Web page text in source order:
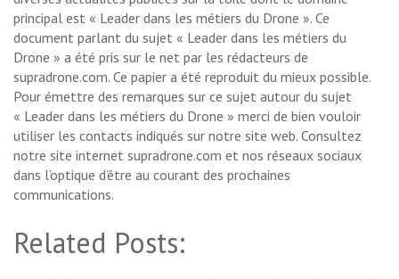
principal est « Leader dans les métiers du Drone ». Ce
document parlant du sujet « Leader dans les métiers du
Drone » a été pris sur le net par les rédacteurs de
supradrone.com. Ce papier a été reproduit du mieux possible.
Pour émettre des remarques sur ce sujet autour du sujet
« Leader dans les métiers du Drone » merci de bien vouloir
utiliser les contacts indiqués sur notre site web. Consultez
notre site internet supradrone.com et nos réseaux sociaux
dans l’optique d’être au courant des prochaines
communications.
Related Posts: